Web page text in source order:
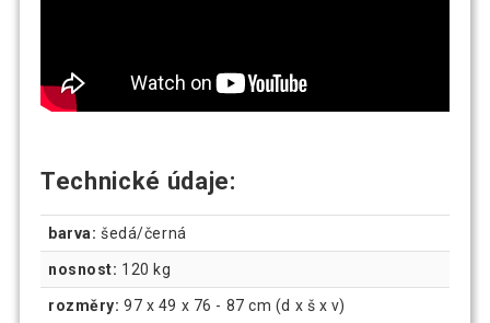
Technické údaje:
barva: šedá/černá
nosnost: 120 kg
rozměry: 97 x 49 x 76 - 87 cm (d x š x v)